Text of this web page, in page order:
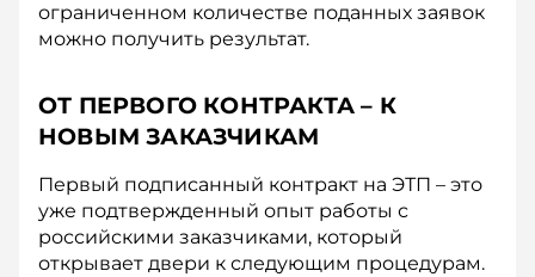
ограниченном количестве поданных заявок
можно получить результат.
ОТ ПЕРВОГО КОНТРАКТА– К
НОВЫМ ЗАКАЗЧИКАМ
Первый подписанный контракт на ЭТП – это
уже подтвержденный опыт работы с
российскими заказчиками, который
открывает двери к следующим процедурам.